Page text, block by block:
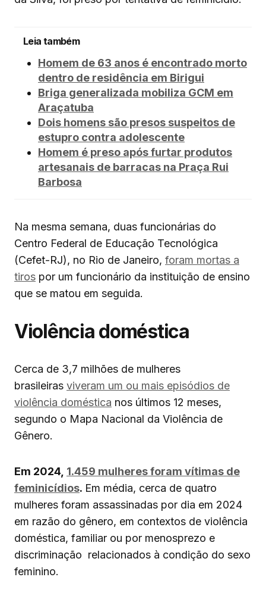
Leia também
Homem de 63 anos é encontrado morto
dentro de residência em Birigui
Briga generalizada mobiliza GCM em
Araçatuba
Dois homens são presos suspeitos de
estupro contra adolescente
Homem é preso após furtar produtos
artesanais de barracas na Praça Rui
Barbosa
Na mesma semana, duas funcionárias do
Centro Federal de Educação Tecnológica
(Cefet-RJ), no Rio de Janeiro, foram mortas a
tiros por um funcionário da instituição de ensino
que se matou em seguida.
Violência doméstica
Cerca de 3,7 milhões de mulheres
brasileiras viveram um ou mais episódios de
violência doméstica nos últimos 12 meses,
segundo o Mapa Nacional da Violência de
Gênero.
Em 2024, 1.459 mulheres foram vítimas de
feminicídios. Em média, cerca de quatro
mulheres foram assassinadas por dia em 2024
em razão do gênero, em contextos de violência
doméstica, familiar ou por menosprezo e
discriminação relacionados à condição do sexo
feminino.